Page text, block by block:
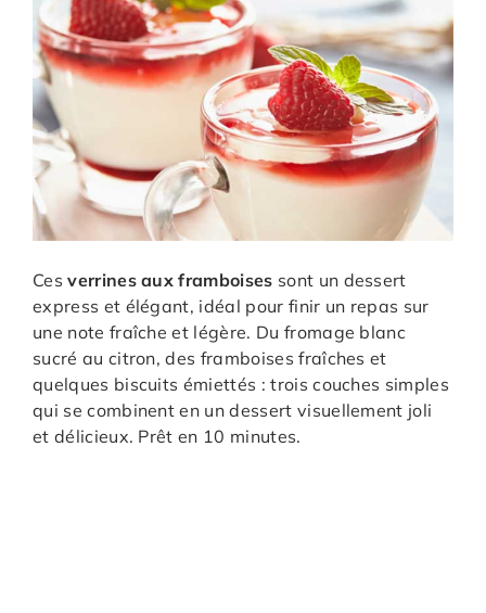
Cesverrines aux framboises sont un dessert
express et élégant, idéal pour finir un repas sur
une note fraîche et légère. Du fromage blanc
sucré au citron, des framboises fraîches et
quelques biscuits émiettés : trois couches simples
qui se combinent en un dessert visuellement joli
et délicieux. Prêt en 10 minutes.